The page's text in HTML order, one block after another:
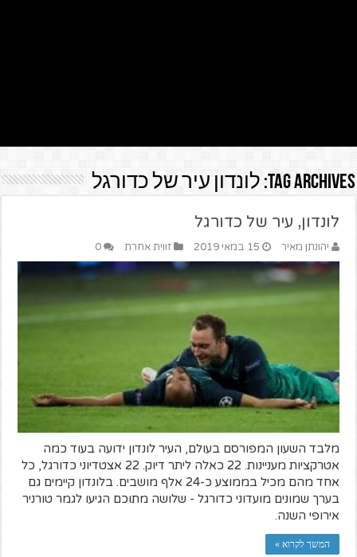
Tag Archives: לונדון עיר של כדורגל
לונדון, עיר של כדורגל
יהונתן מאיר 15 במאי 2019 זווית אחרת 0
מלבד השעון המפורסם בעולם, העיר לונדון ידועה בעוד כמה
אטרקציות מעניינות. 22 כאלה ליתר דיוק. 22 אצטדיוני כדורגל, כל
אחד מהם מכיל בממוצע כ-24 אלף מושבים. בלונדון קיימים גם
בערך שמונים מועדוני כדורגל - שלושה מתוכם הגיעו לגמר טורניר
אירופי השנה.
המשך לקרוא »